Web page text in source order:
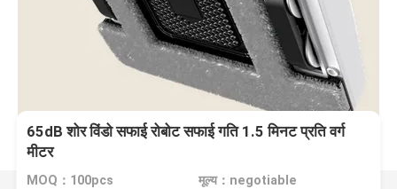
65dB शोर विंडो सफाई रोबोट सफाई गति 1.5 मिनट प्रति वर्ग
मीटर
MOQ：100pcs मूल्य：negotiable